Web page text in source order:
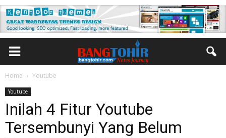
Home Youtube
Youtube
Inilah 4 Fitur Youtube
Tersembunyi Yang Belum